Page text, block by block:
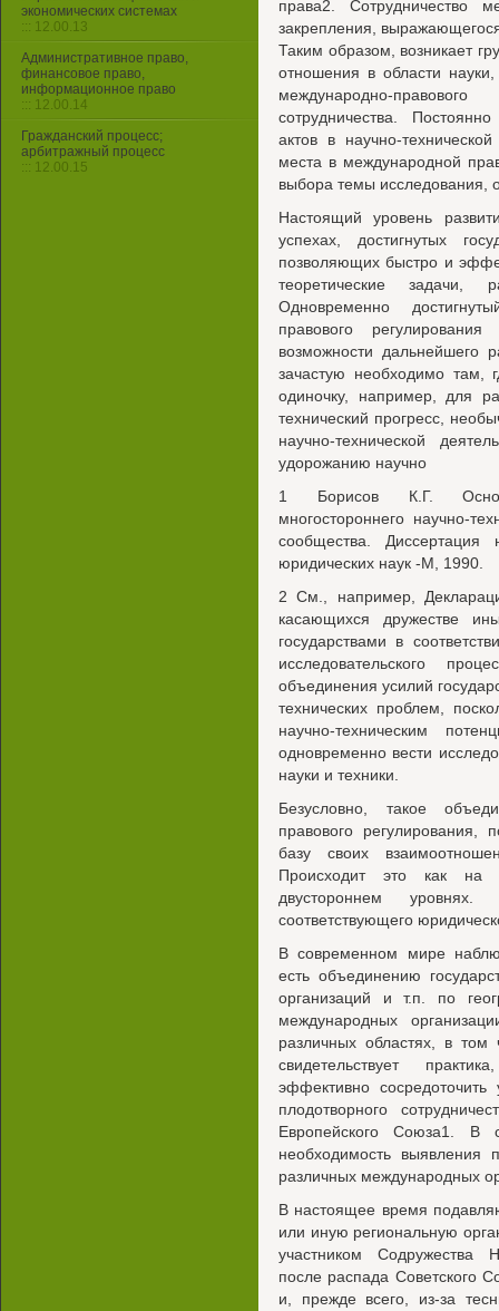
права2. Сотрудничество
закрепления,
Таким образом, возникает
отношения в области
международно-
сотрудничества.
актов в научно-
места в международной
выбора темы исследования,
Настоящий уровень
успехах, достигнутых
позволяющих быстро и
теоретические задачи,
Одновременно
правового
возможности дальнейшего
зачастую необходимо там,
одиночку, например, для
технический прогресс,
научно-технической
удорожанию научно
1 Борисов К.Г.
многостороннего научно-
сообщества. Диссертация
юридических наук -М, 1990.
2 См., например,
касающихся дружестве
государствами в
исследовательского
объединения усилий
технических проблем,
научно-техническим
одновременно вести
науки и техники.
Безусловно, такое
правового регулирования,
базу своих
Происходит это как на
двустороннем
соответствующего
В современном мире
есть объединению
организаций и т.п. по
международных
различных областях, в
свидетельствует
эффективно сосредоточить
плодотворного
Европейского Союза1. В
необходимость выявления
различных международных
В настоящее время
или иную региональную
участником Содружества
после распада Советского
и, прежде всего, из-за
экономических системах
::: 12.00.13
Административное право,
финансовое право,
информационное право
::: 12.00.14
Гражданский процесс;
арбитражный процесс
::: 12.00.15